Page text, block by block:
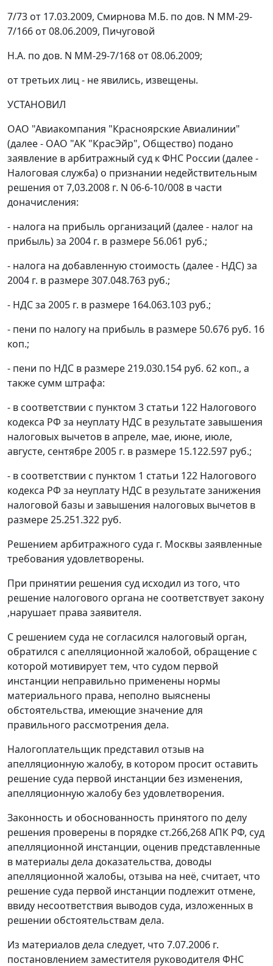
7/73 от 17.03.2009, Смирнова М.Б. по дов. N ММ-29-
7/166 от 08.06.2009, Пичуговой
Н.А. по дов. N ММ-29-7/168 от 08.06.2009;
от третьих лиц - не явились, извещены.
УСТАНОВИЛ
ОАО "Авиакомпания "Красноярские Авиалинии"
(далее - ОАО "АК "КрасЭйр", Общество) подано
заявление в арбитражный суд к ФНС России (далее -
Налоговая служба) о признании недействительным
решения от 7,03.2008 г. N 06-6-10/008 в части
доначисления:
- налога на прибыль организаций (далее - налог на
прибыль) за 2004 г. в размере 56.061 руб.;
- налога на добавленную стоимость (далее - НДС) за
2004 г. в размере 307.048.763 руб.;
- НДС за 2005 г. в размере 164.063.103 руб.;
- пени по налогу на прибыль в размере 50.676 руб. 16
коп.;
- пени по НДС в размере 219.030.154 руб. 62 коп., а
также сумм штрафа:
- в соответствии с пунктом 3 статьи 122 Налогового
кодекса РФ за неуплату НДС в результате завышения
налоговых вычетов в апреле, мае, июне, июле,
августе, сентябре 2005 г. в размере 15.122.597 руб.;
- в соответствии с пунктом 1 статьи 122 Налогового
кодекса РФ за неуплату НДС в результате занижения
налоговой базы и завышения налоговых вычетов в
размере 25.251.322 руб.
Решением арбитражного суда г. Москвы заявленные
требования удовлетворены.
При принятии решения суд исходил из того, что
решение налогового органа не соответствует закону
,нарушает права заявителя.
С решением суда не согласился налоговый орган,
обратился с апелляционной жалобой, обращение с
которой мотивирует тем, что судом первой
инстанции неправильно применены нормы
материального права, неполно выяснены
обстоятельства, имеющие значение для
правильного рассмотрения дела.
Налогоплательщик представил отзыв на
апелляционную жалобу, в котором просит оставить
решение суда первой инстанции без изменения,
апелляционную жалобу без удовлетворения.
Законность и обоснованность принятого по делу
решения проверены в порядке ст.266,268АПК РФ, суд
апелляционной инстанции, оценив представленные
в материалы дела доказательства, доводы
апелляционной жалобы, отзыва на неё, считает, что
решение суда первой инстанции подлежит отмене,
ввиду несоответствия выводов суда, изложенных в
решении обстоятельствам дела.
Из материалов дела следует, что 7.07.2006 г.
постановлением заместителя руководителя ФНС